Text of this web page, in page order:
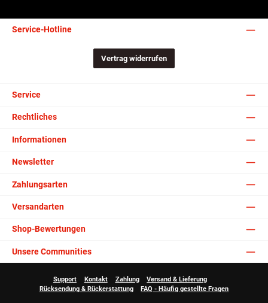
Service-Hotline
Vertrag widerrufen
Service
Rechtliches
Informationen
Newsletter
Zahlungsarten
Versandarten
Shop-Bewertungen
Unsere Communities
Support Kontakt Zahlung
Versand & Lieferung
Rücksendung & Rückerstattung
FAQ - Häufig gestellte Fragen